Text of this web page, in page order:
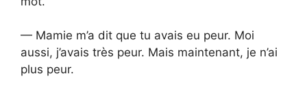
— Mamie m’a dit que tu avais eu peur. Moi
aussi, j’avais très peur. Mais maintenant, je n’ai
plus peur.